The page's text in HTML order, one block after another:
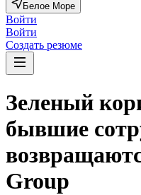
Белое Море
Войти
Войти
Создать резюме
Зеленый
бывшие
Group